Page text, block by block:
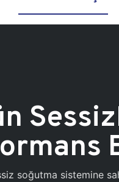
soğutma sistemine